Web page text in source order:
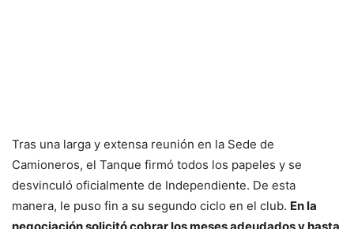
Tras una larga y extensa reunión en la Sede de
Camioneros, el Tanque firmó todos los papeles y se
desvinculó oficialmente de Independiente. De esta
manera, le puso fin a su segundo ciclo en el club. En la